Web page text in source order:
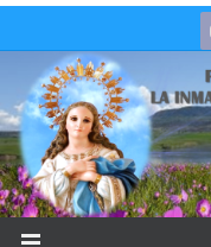
to
content